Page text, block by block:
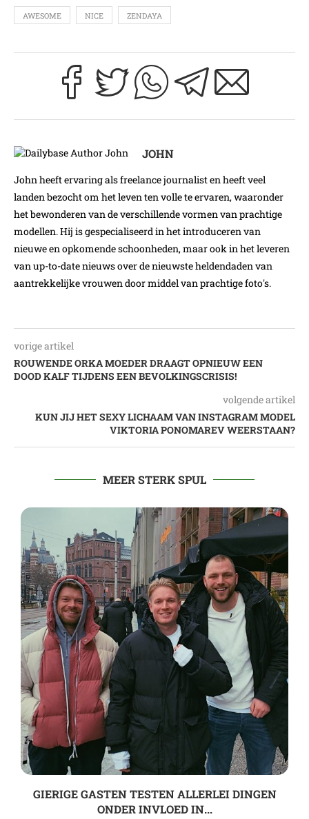
AWESOME NICE ZENDAYA
JOHN
John heeft ervaring als freelance journalist en heeft veel
landen bezocht om het leven ten volle te ervaren, waaronder
het bewonderen van de verschillende vormen van prachtige
modellen. Hij is gespecialiseerd in het introduceren van
nieuwe en opkomende schoonheden, maar ook in het leveren
van up-to-date nieuws over de nieuwste heldendaden van
aantrekkelijke vrouwen door middel van prachtige foto's.
vorige artikel
ROUWENDE ORKA MOEDER DRAAGT OPNIEUW EEN
DOOD KALF TIJDENS EEN BEVOLKINGSCRISIS!
volgende artikel
KUN JIJ HET SEXY LICHAAM VAN INSTAGRAM MODEL
VIKTORIA PONOMAREV WEERSTAAN?
MEER STERK SPUL
GIERIGE GASTEN TESTEN ALLERLEI DINGEN
ONDER INVLOED IN...